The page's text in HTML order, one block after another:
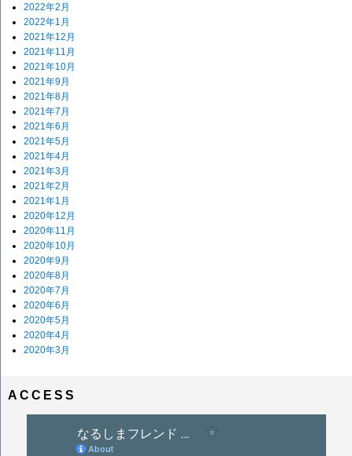
2022年2月
2022年1月
2021年12月
2021年11月
2021年10月
2021年9月
2021年8月
2021年7月
2021年6月
2021年5月
2021年4月
2021年3月
2021年2月
2021年1月
2020年12月
2020年11月
2020年10月
2020年9月
2020年8月
2020年7月
2020年6月
2020年5月
2020年4月
2020年3月
ACCESS